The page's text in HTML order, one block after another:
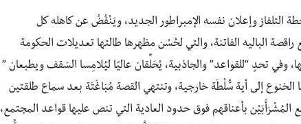
وإعلان نفسه الإمبراطور الجديد، ويَنْفُضُ عن كاهله كل
الباليه الفاتنة، والتي لحُسْن مظهرها طالتها تعديلات الحكومة
وفي تحدٍ “للقواعد” والجاذبية، يُحَلِّقان عاليًا ليُلامِسا السَقف ويطبعان ”
الخنوع إلى أية سُّلْطَة خارجية، وتنتهي القصة مُبَاغَتَة بعد سماع طلقتين
المُشْرَأَبَيْن بأعناقهم فوق حدود العادية التي تنص عليها قواعد المجتمع،